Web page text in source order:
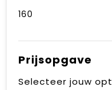
160
Prijsopgave
Selecteer jouw